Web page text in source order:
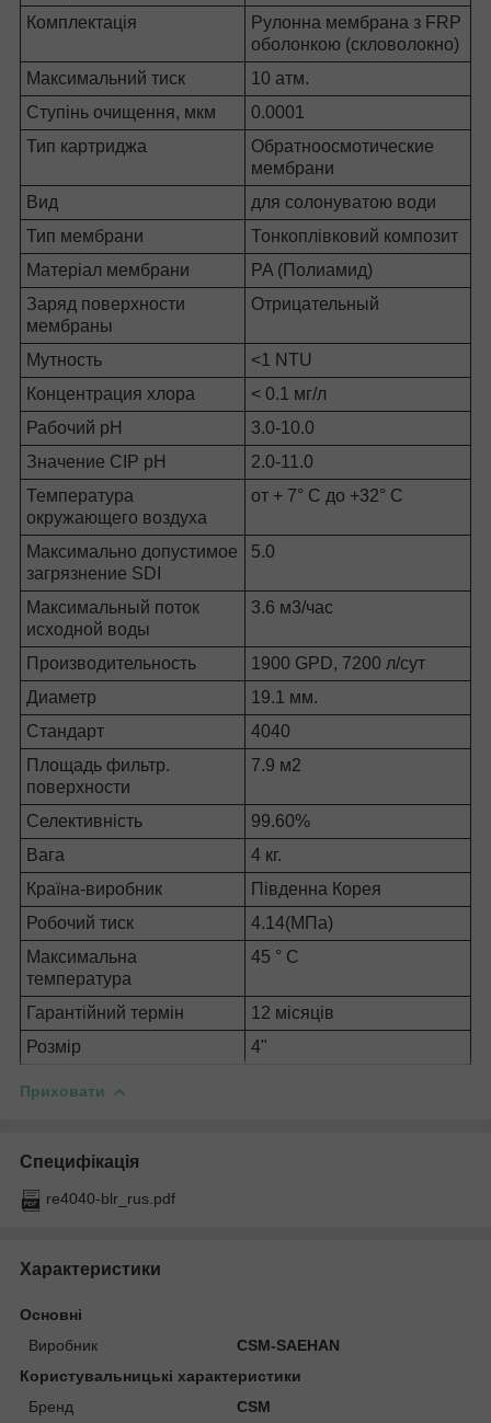
Комплектація
Рулонна мембрана з FRP
оболонкою (скловолокно)
Максимальний тиск
10 атм.
Ступінь очищення, мкм
0.0001
Тип картриджа
Обратноосмотические
мембрани
Вид
для солонуватою води
Тип мембрани
Тонкоплівковий композит
Матеріал мембрани
PA (Полиамид)
Заряд поверхности
мембраны
Отрицательный
Мутность
<1 NTU
Концентрация хлора
< 0.1 мг/л
Рабочий pH
3.0-10.0
Значение CIP pH
2.0-11.0
Температура
окружающего воздуха
от + 7° С до +32° С
Максимально допустимое
загрязнение SDI
5.0
Максимальный поток
исходной воды
3.6 м3/час
Производительность
1900 GPD, 7200 л/сут
Диаметр
19.1 мм.
Стандарт
4040
Площадь фильтр.
поверхности
7.9 м2
Селективність
99.60%
Вага
4 кг.
Країна-виробник
Південна Корея
Робочий тиск
4.14(МПа)
Максимальна
температура
45 ° C
Гарантійний термін
12 місяців
Розмір
4"
Приховати
Специфікація
re4040-blr_rus.pdf
Характеристики
Основні
Виробник
CSM-SAEHAN
Користувальницькі характеристики
Бренд
CSM